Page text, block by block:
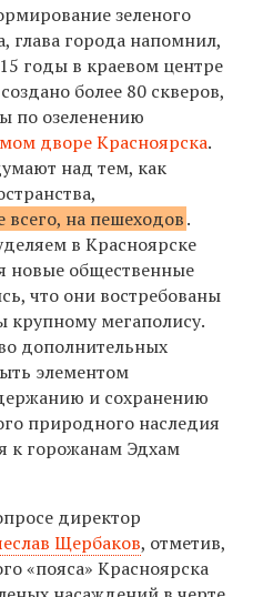
зеленого
глава города напомнил,
годы в краевом центре
более 80 скверов,
по озеленению
дворе Красноярска.
над тем, как
на пешеходов.
в Красноярске
новые общественные
что они востребованы
мегаполису.
дополнительных
элементом
и сохранению
природного наследия
к горожанам Эдхам
директор
Щербаков, отметив,
«пояса» Красноярска